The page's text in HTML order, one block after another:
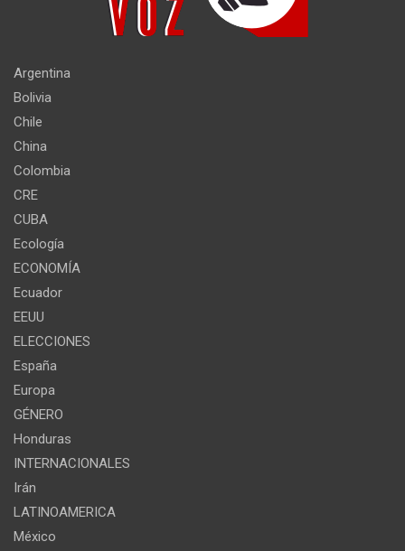
Argentina
Bolivia
Chile
China
Colombia
CRE
CUBA
Ecología
ECONOMÍA
Ecuador
EEUU
ELECCIONES
España
Europa
GÉNERO
Honduras
INTERNACIONALES
Irán
LATINOAMERICA
México